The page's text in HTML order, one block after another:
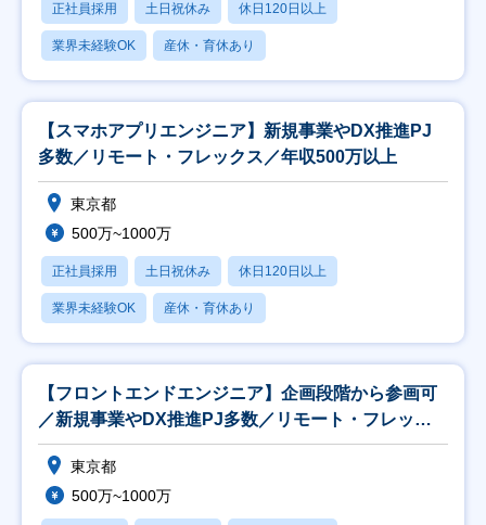
正社員採用 土日祝休み 休日120日以上
業界未経験OK 産休・育休あり
【スマホアプリエンジニア】新規事業やDX推進PJ
多数／リモート・フレックス／年収500万以上
東京都
500万~1000万
正社員採用 土日祝休み 休日120日以上
業界未経験OK 産休・育休あり
【フロントエンドエンジニア】企画段階から参画可
／新規事業やDX推進PJ多数／リモート・フレック
ス
東京都
500万~1000万